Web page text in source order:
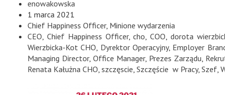
enowakowska
1 marca 2021
Chief Happiness Officer, Minione wydarzenia
CEO Chief Happiness Officer,cho ,COO ,dorota
Wierzbicka-Kot CHO Dyrektor Operacyjny, Employer
Managing Director,Office Manager, Prezes Zarządu
Renata Kałużna CHO szczęscie Szczęście w Pracy, Szef